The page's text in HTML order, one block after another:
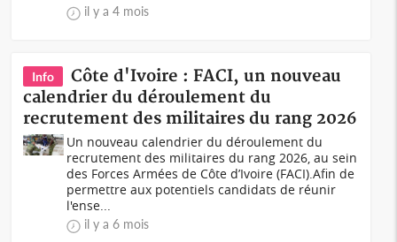
il y a 4 mois
Info
Côte d'Ivoire : FACI, un nouveau
calendrier du déroulement du
recrutement des militaires du rang 2026
Un nouveau calendrier du déroulement du
recrutement des militaires du rang 2026, au sein
des Forces Armées de Côte d’Ivoire (FACI).Afin de
permettre aux potentiels candidats de réunir
l'ense...
il y a 6 mois